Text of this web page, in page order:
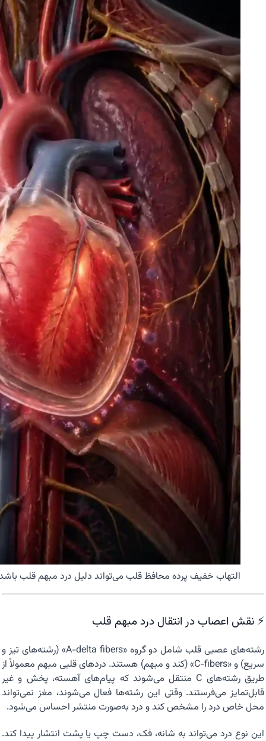
التهاب خفیف پرده محافظ قلب می‌تواند دلیل درد مبهم قلب
⚡ نقش اعصاب در انتقال درد مبهم قلب
رشته‌های عصبی قلب شامل دو گروه «A-delta fibers» (رشته‌های تیز و
سریع) و «C-fibers» (کند و مبهم) هستند. دردهای قلبی مبهم معمولاً از
طریق رشته‌های C منتقل می‌شوند که پیام‌های آهسته، پخش و غیر
قابل‌تمایز می‌فرستند. وقتی این رشته‌ها فعال می‌شوند، مغز نمی‌تواند
محل خاص درد را مشخص کند و درد به‌صورت منتشر احساس می‌شود.
این نوع درد می‌تواند به شانه، فک، دست چپ یا پشت انتشار پیدا کند.